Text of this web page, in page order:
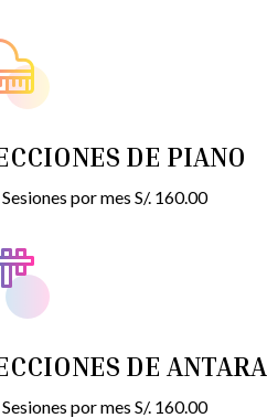
DE PIANO
por mes S/. 160.00
DE ANTARA
por mes S/. 160.00